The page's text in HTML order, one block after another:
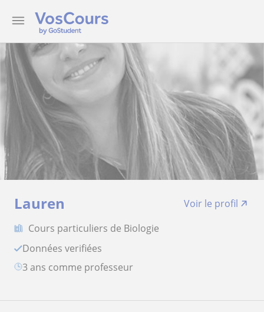
Lauren
Voir le profil
Cours particuliers de Biologie
Données verifiées
3 ans comme professeur